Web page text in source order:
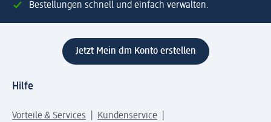
Bestellungen schnell und einfach verwalten.
Jetzt Mein dm Konto erstellen
Hilfe
Vorteile & Services
Kundenservice